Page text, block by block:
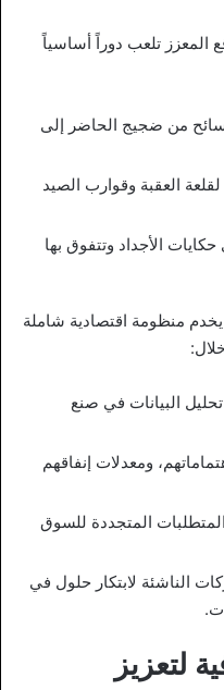
المعزز تلعب دوراً أساسياً
من ضجيج الحاضر إلى
العقبة وقوارب الصيد
الأجداد وتتفوق بها
منظومة اقتصادية شاملة
البيانات في صنع
ومعدلات إنفاقهم
المتطلبات المتجددة للسوق
الناشئة لابتكار حلول في
لتعزيز